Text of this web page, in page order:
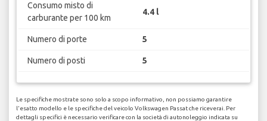
Consumo misto di
carburante per 100 km
4.4 l
Numero di porte 5
Numero di posti 5
Le specifiche mostrate sono solo a scopo informativo, non possiamo garantire
l'esatto modello e le specifiche del veicolo Volkswagen Passat che riceverai. Per
dettagli specifici è necessario verificare con la società di autonoleggio indicata su